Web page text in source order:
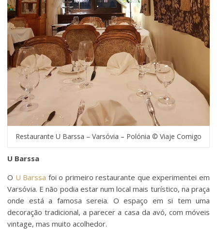
Restaurante U Barssa – Varsóvia – Polónia © Viaje Comigo
U Barssa
O U Barssa foi o primeiro restaurante que experimentei em
Varsóvia. E não podia estar num local mais turístico, na praça
onde está a famosa sereia. O espaço em si tem uma
decoração tradicional, a parecer a casa da avó, com móveis
vintage, mas muito acolhedor.